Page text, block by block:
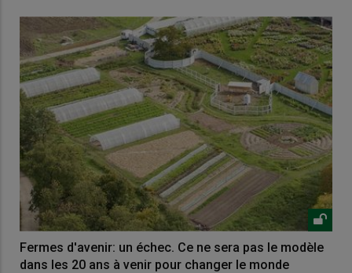
Fermes d'avenir: un échec. Ce ne sera pas le modèle
dans les 20 ans à venir pour changer le monde